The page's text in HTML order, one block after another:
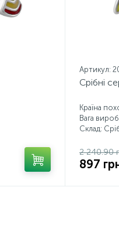
Артикул:
Срібні
Країна
Вага
Склад:
2 240.90
897